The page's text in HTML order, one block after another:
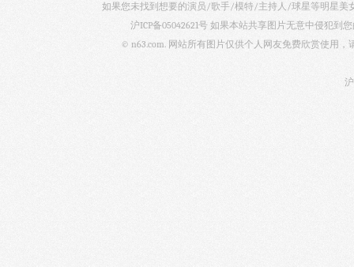
如果您未找到想要的演员/歌手/模特/主持人/球星等明星美
沪ICP备05042621号 如果本站共享图片无意中侵犯到
© n63.com. 网站所有图片仅供个人网友免费欣赏使用